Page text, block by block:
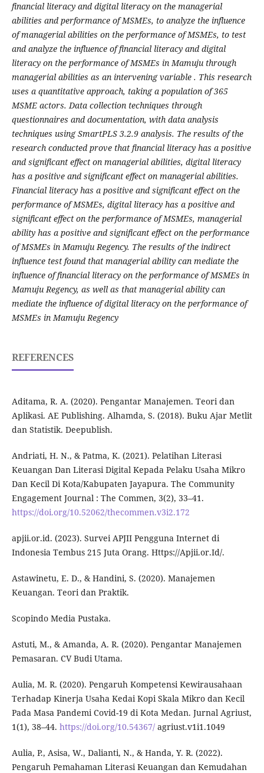
financial literacy and digital literacy on the managerial
abilities and performance of MSMEs, to analyze the influence
of managerial abilities on the performance of MSMEs, to test
and analyze the influence of financial literacy and digital
literacy on the performance of MSMEs in Mamuju through
managerial abilities as an intervening variable . This research
uses a quantitative approach, taking a population of 365
MSME actors. Data collection techniques through
questionnaires and documentation, with data analysis
techniques using SmartPLS 3.2.9 analysis. The results of the
research conducted prove that financial literacy has a positive
and significant effect on managerial abilities, digital literacy
has a positive and significant effect on managerial abilities.
Financial literacy has a positive and significant effect on the
performance of MSMEs, digital literacy has a positive and
significant effect on the performance of MSMEs, managerial
ability has a positive and significant effect on the performance
of MSMEs in Mamuju Regency. The results of the indirect
influence test found that managerial ability can mediate the
influence of financial literacy on the performance of MSMEs in
Mamuju Regency, as well as that managerial ability can
mediate the influence of digital literacy on the performance of
MSMEs in Mamuju Regency
REFERENCES
Aditama, R. A. (2020). Pengantar Manajemen. Teori dan
Aplikasi. AE Publishing. Alhamda, S. (2018). Buku Ajar Metlit
dan Statistik. Deepublish.
Andriati, H. N., & Patma, K. (2021). Pelatihan Literasi
Keuangan Dan Literasi Digital Kepada Pelaku Usaha Mikro
Dan Kecil Di Kota/Kabupaten Jayapura. The Community
Engagement Journal : The Commen, 3(2), 33–41.
https://doi.org/10.52062/thecommen.v3i2.172
apjii.or.id. (2023). Survei APJII Pengguna Internet di
Indonesia Tembus 215 Juta Orang. Https://Apjii.or.Id/.
Astawinetu, E. D., & Handini, S. (2020). Manajemen
Keuangan. Teori dan Praktik.
Scopindo Media Pustaka.
Astuti, M., & Amanda, A. R. (2020). Pengantar Manajemen
Pemasaran. CV Budi Utama.
Aulia, M. R. (2020). Pengaruh Kompetensi Kewirausahaan
Terhadap Kinerja Usaha Kedai Kopi Skala Mikro dan Kecil
Pada Masa Pandemi Covid-19 di Kota Medan. Jurnal Agriust,
1(1), 38–44. https://doi.org/10.54367/agriust.v1i1.1049
Aulia, P., Asisa, W., Dalianti, N., & Handa, Y. R. (2022).
Pengaruh Pemahaman Literasi Keuangan dan Kemudahan